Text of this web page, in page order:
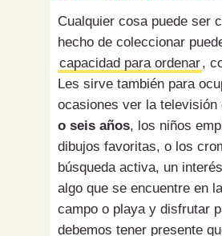
Cualquier cosa puede ser
hecho de coleccionar
capacidad para ordenar,
Les sirve también para
ocasiones ver la televisión
o seis años, los niños
dibujos favoritas, o los
búsqueda activa, un
algo que se encuentre en
campo o playa y disfrutar
debemos tener presente